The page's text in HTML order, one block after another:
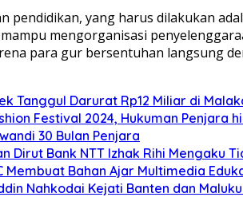
yang harus dilakukan
mengorganisasi
para gur bersentuhan langsung
Tanggul Darurat Rp12 Miliar di
Festival 2024, Hukuman Penjara
30 Bulan Penjara
Dirut Bank NTT Izhak Rihi Mengaku
Membuat Bahan Ajar Multimedia
Nahkodai Kejati Banten dan